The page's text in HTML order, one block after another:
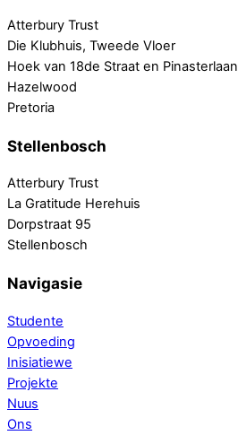
Atterbury Trust
Die Klubhuis, Tweede Vloer
Hoek van 18de Straat en Pinasterlaan
Hazelwood
Pretoria
Stellenbosch
Atterbury Trust
La Gratitude Herehuis
Dorpstraat 95
Stellenbosch
Navigasie
Studente
Opvoeding
Inisiatiewe
Projekte
Nuus
Ons